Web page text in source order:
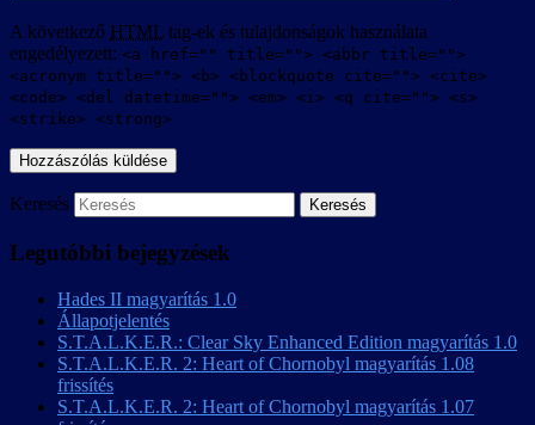
A következő HTML tag-ek és tulajdonságok használata
engedélyezett: <a href="" title=""> <abbr title="">
<acronym title=""> <b> <blockquote cite=""> <cite>
<code> <del datetime=""> <em> <i> <q cite=""> <s>
<strike> <strong>
Keresés
Legutóbbi bejegyzések
Hades II magyarítás 1.0
Állapotjelentés
S.T.A.L.K.E.R.: Clear Sky Enhanced Edition magyarítás 1.0
S.T.A.L.K.E.R. 2: Heart of Chornobyl magyarítás 1.08
frissítés
S.T.A.L.K.E.R. 2: Heart of Chornobyl magyarítás 1.07